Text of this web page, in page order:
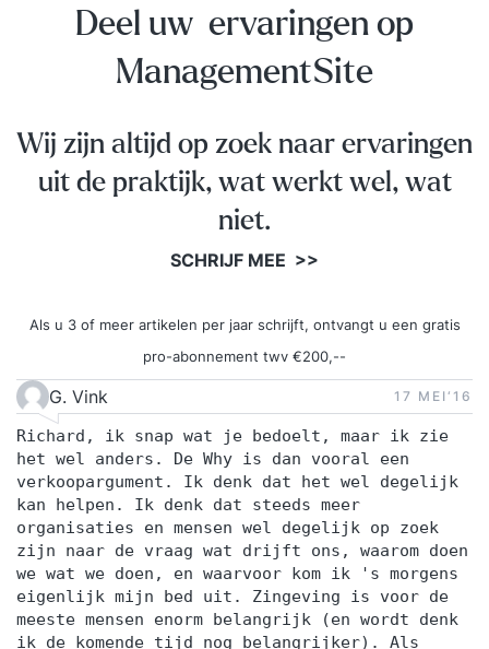
Deel uw ervaringen op
ManagementSite
Wij zijn altijd op zoek naar ervaringen
uit de praktijk, wat werkt wel, wat
niet.
SCHRIJF MEE >>
Als u 3 of meer artikelen per jaar schrijft, ontvangt u een gratis
pro-abonnement twv €200,--
G. Vink 17 MEI‘16
Richard, ik snap wat je bedoelt, maar ik zie
het wel anders. De Why is dan vooral een
verkoopargument. Ik denk dat het wel degelijk
kan helpen. Ik denk dat steeds meer
organisaties en mensen wel degelijk op zoek
zijn naar de vraag wat drijft ons, waarom doen
we wat we doen, en waarvoor kom ik 's morgens
eigenlijk mijn bed uit. Zingeving is voor de
meeste mensen enorm belangrijk (en wordt denk
ik de komende tijd nog belangrijker). Als